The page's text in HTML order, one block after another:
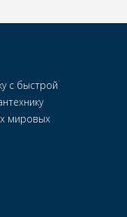
с быстрой
мировых